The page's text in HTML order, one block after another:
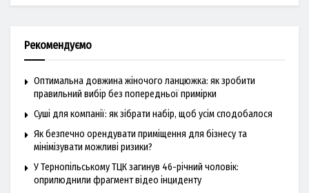
Рекомендуємо
Оптимальна довжина жіночого ланцюжка: як зробити
правильний вибір без попередньої примірки
Суші для компанії: як зібрати набір, щоб усім сподобалося
Як безпечно орендувати приміщення для бізнесу та
мінімізувати можливі ризики?
У Тернопільському ТЦК загинув 46-річний чоловік:
оприлюднили фрагмент відео інциденту